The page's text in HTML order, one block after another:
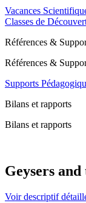
Vacances
Classes de
Références &
Références &
Supports
Bilans et rapports
Bilans et rapports
Geysers
Voir descriptif